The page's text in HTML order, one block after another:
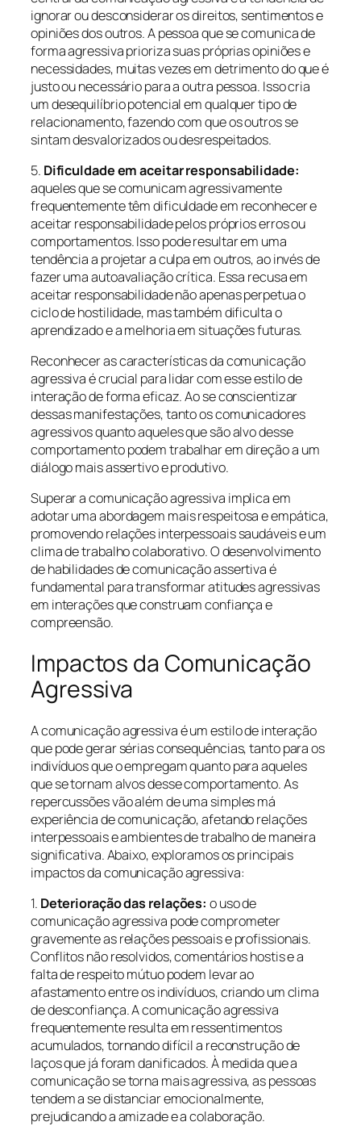
ignorar ou desconsiderar os direitos, sentimentos e
opiniões dos outros. A pessoa que se comunica de
forma agressiva prioriza suas próprias opiniões e
necessidades, muitas vezes em detrimento do que é
justo ou necessário para a outra pessoa. Isso cria
um desequilíbrio potencial em qualquer tipo de
relacionamento, fazendo com que os outros se
sintam desvalorizados ou desrespeitados.
5. Dificuldade em aceitar responsabilidade:
aqueles que se comunicam agressivamente
frequentemente têm dificuldade em reconhecer e
aceitar responsabilidade pelos próprios erros ou
comportamentos. Isso pode resultar em uma
tendência a projetar a culpa em outros, ao invés de
fazer uma autoavaliação crítica. Essa recusa em
aceitar responsabilidade não apenas perpetua o
ciclo de hostilidade, mas também dificulta o
aprendizado e a melhoria em situações futuras.
Reconhecer as características da comunicação
agressiva é crucial para lidar com esse estilo de
interação de forma eficaz. Ao se conscientizar
dessas manifestações, tanto os comunicadores
agressivos quanto aqueles que são alvo desse
comportamento podem trabalhar em direção a um
diálogo mais assertivo e produtivo.
Superar a comunicação agressiva implica em
adotar uma abordagem mais respeitosa e empática,
promovendo relações interpessoais saudáveis e um
clima de trabalho colaborativo. O desenvolvimento
de habilidades de comunicação assertiva é
fundamental para transformar atitudes agressivas
em interações que construam confiança e
compreensão.
Impactos da Comunicação
Agressiva
A comunicação agressiva é um estilo de interação
que pode gerar sérias consequências, tanto para os
indivíduos que o empregam quanto para aqueles
que se tornam alvos desse comportamento. As
repercussões vão além de uma simples má
experiência de comunicação, afetando relações
interpessoais e ambientes de trabalho de maneira
significativa. Abaixo, exploramos os principais
impactos da comunicação agressiva:
1. Deterioração das relações: o uso de
comunicação agressiva pode comprometer
gravemente as relações pessoais e profissionais.
Conflitos não resolvidos, comentários hostis e a
falta de respeito mútuo podem levar ao
afastamento entre os indivíduos, criando um clima
de desconfiança. A comunicação agressiva
frequentemente resulta em ressentimentos
acumulados, tornando difícil a reconstrução de
laços que já foram danificados. À medida que a
comunicação se torna mais agressiva, as pessoas
tendem a se distanciar emocionalmente,
prejudicando a amizade e a colaboração.